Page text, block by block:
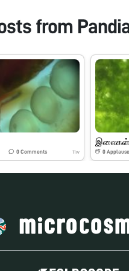
from
0Comments 11w 0 Applause